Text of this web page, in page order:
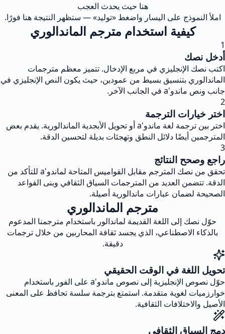
هنا حيث يحدث العجب
املأ النموذج على اليسار واضغط «توليد» — ستظهر النتيجة هنا فورًا.
كيفية استخدام مترجم الماندالوري
1
أدخل نصك
اكتب نصك الإنجليزي في مربع الإدخال. تتميز معظم مترجمات
الماندالوري بتنسيق بسيط من عمودين، حيث يكون النص الإنجليزي في
جانب ونص ماندو'a في الجانب الآخر.
2
اختر خيارات الترجمة
اختر بين ترجمة لغة ماندو'a أو تحويل الأبجدية الماندالورية. يقدم بعض
المترجمين أيضًا دلائل النطق وتهجئات بديلة لتحسين الدقة.
3
راجع وصحح النتائج
تحقق من نصك المترجم مقابل القواميس المتاحة لماندو'a للتأكد من
الدقة. تتضمن العديد من المترجمات السياق الثقافي وبنى القواعد
الصحيحة لضمان عبارات ماندالورية أصيلة.
مترجم الماندالوري
حوّل نصك إلى اللغة القديمة لماندالور باستخدام مترجمنا المدعوم
بالذكاء الاصطناعي، الذي يجسد ثقافة المحاربين من خلال ترجمات
دقيقة.
تحويل اللغة في الوقت الحقيقي
حوّل نصوص الإنجليزية إلى نصوص ماندو'a على الفور باستخدام
خوارزميات لغوية متقدمة. استمتع بترجمة سلسة تحافظ على المعنى
الأصيل والاختلافات الثقافية.
دمج السياق الثقافي